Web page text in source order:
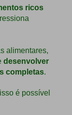
ricos
alimentares,
desenvolver
completas.
é possível